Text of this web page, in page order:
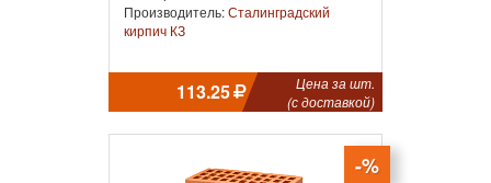
Производитель:Сталинградский
кирпич КЗ
113.25
Цена за шт.
(с доставкой)
-%